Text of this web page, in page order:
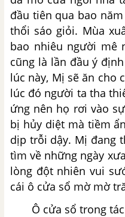
đầu tiên qua bao
thổi sáo giỏi. Mùa
bao nhiêu người mê
cũng là lần đầu ý
lúc này, Mị sẽ ăn cho
lúc đó người ta tha
ứng nên họ rơi vào
bị hủy diệt mà tiềm
dịp trỗi dậy. Mị đang
tìm về những ngày
lòng đột nhiên vui
cái ô cửa sổ mờ mờ
Ô cửa sổ trong tác